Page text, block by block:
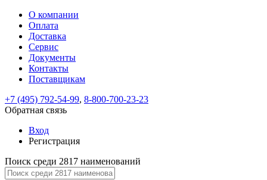
ВходРегистрация
test@example.com
отправлена
по
ней
завершения
регистрации.
Ок
Восстановление
пароля
Заполните
форму.
Мы
отправим
ссылку
указанный
электронный
На
вашу
почту
test@test.ru
ссылка.
Перейдите
по
Введите
новый
пароль
Пароль
успешно
восстановлен
Обратная
связь
Сообщение
сообщение
успешно
отправлено.
О компании
Оплата
Доставка
Сервис
Документы
Контакты
Поставщикам
+7 (495) 792-54-99, 8-800-700-23-23
Обратная связь
Вход
Регистрация
Поиск среди 2817 наименований